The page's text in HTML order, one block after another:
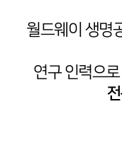
월드웨이 생명
연구 인력으